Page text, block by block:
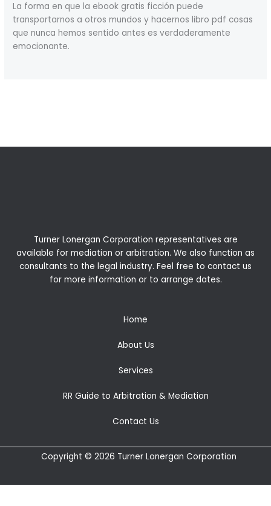
La forma en que la ebook gratis ficción puede
transportarnos a otros mundos y hacernos libro pdf cosas
que nunca hemos sentido antes es verdaderamente
emocionante.
Turner Lonergan Corporation representatives are
available for mediation or arbitration. We also function as
consultants to the legal industry. Feel free to contact us
for more information or to arrange dates.
Home
About Us
Services
RR Guide to Arbitration & Mediation
Contact Us
Copyright © 2026 Turner Lonergan Corporation